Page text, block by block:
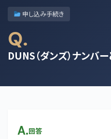
申し込み手続き
Q.
DUNS（ダンズ）ナンバ
A.回答